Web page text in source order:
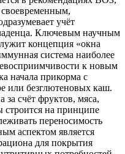
учёт
Ключевым научным
концепция «окна
система наиболее
к новым
начала прикорма с
или безглютеновых каш.
счёт фруктов, мяса,
на принципе
переносимость
аспектом является
для покрытия